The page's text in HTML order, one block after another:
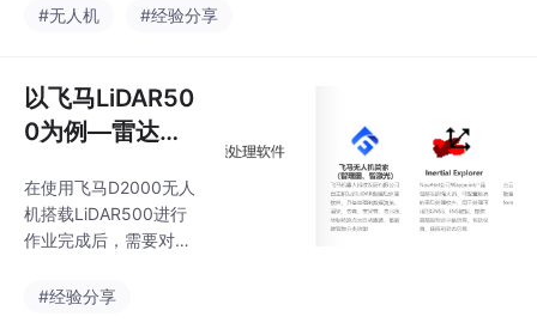
转等处理。
#无人机 #经验分享
以飞马LiDAR50
0为例—雷达数
在使用飞马D2000无人
机搭载LiDAR500进行
作业完成后，需要对数
内业人员开展点云分类
#经验分享